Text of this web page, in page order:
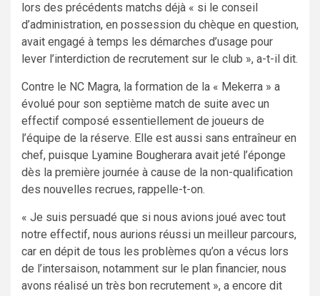
lors des précédents matchs déjà « si le conseil
d’administration, en possession du chèque en question,
avait engagé à temps les démarches d’usage pour
lever l’interdiction de recrutement sur le club », a-t-il dit.
Contre le NC Magra, la formation de la « Mekerra » a
évolué pour son septième match de suite avec un
effectif composé essentiellement de joueurs de
l’équipe de la réserve. Elle est aussi sans entraîneur en
chef, puisque Lyamine Bougherara avait jeté l’éponge
dès la première journée à cause de la non-qualification
des nouvelles recrues, rappelle-t-on.
« Je suis persuadé que si nous avions joué avec tout
notre effectif, nous aurions réussi un meilleur parcours,
car en dépit de tous les problèmes qu’on a vécus lors
de l’intersaison, notamment sur le plan financier, nous
avons réalisé un très bon recrutement », a encore dit